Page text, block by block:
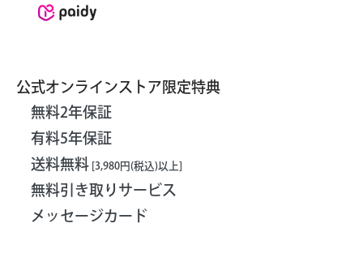
公式オンラインストア限定特典
無料2年保証
有料5年保証
送料無料 [3,980円(税込)以上]
無料引き取りサービス
メッセージカード